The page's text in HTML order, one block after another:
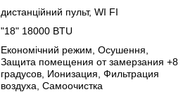
дистанційний пульт, WI FI
"18" 18000 BTU
Економічний режим, Осушення,
Защита помещения от замерзания +8
градусов, Ионизация, Фильтрация
воздуха, Самоочистка